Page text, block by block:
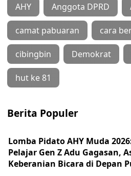
AHY Anggota DPRD
camat pabuaran cara
cibingbin Demokrat
hut ke 81
Berita Populer
Lomba Pidato AHY Muda
Pelajar Gen Z Adu Gagasan,
Keberanian Bicara di Depan